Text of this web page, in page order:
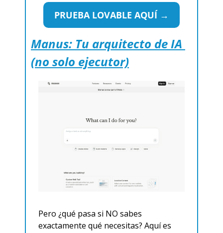
PRUEBA LOVABLE AQUÍ →
Manus: Tu arquitecto de IA
(no solo ejecutor)
Pero ¿qué pasa si NO sabes
exactamente qué necesitas? Aquí es